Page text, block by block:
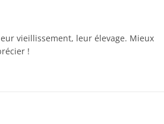
vieillissement, leur élevage. Mieux
!